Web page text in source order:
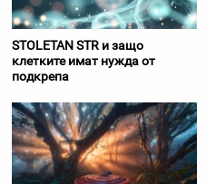
STOLETAN STR и защо
клетките имат нужда от
подкрепа